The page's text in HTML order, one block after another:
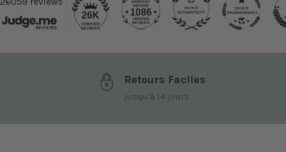
26K 1086
Retours Faciles
jusqu'à 14 jours